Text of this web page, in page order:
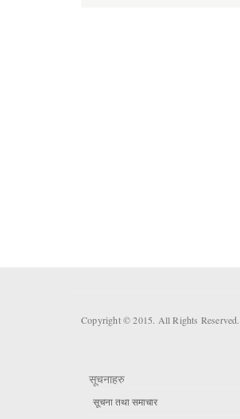
Copyright © 2015. All Rights
सूचनाहरु
सूचना तथा समाचार